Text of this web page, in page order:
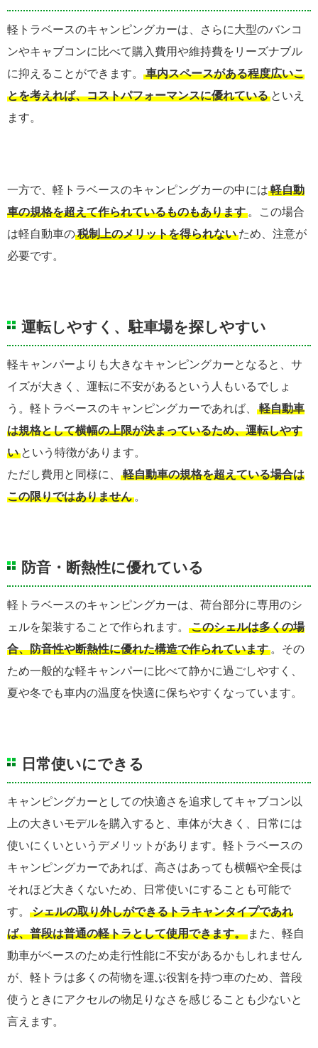
軽トラベースのキャンピングカーは、さらに大型のバンコ
ンやキャブコンに比べて購入費用や維持費をリーズナブル
に抑えることができます。
車内スペースがある程度広いこ
とを考えれば、コストパフォーマンスに優れている といえ
ます。
一方で、軽トラベースのキャンピングカーの中には 軽自動
車の規格を超えて作られているものもあります 。この場合
は軽自動車の税制上のメリットを得られない ため、注意が
必要です。
運転しやすく、駐車場を探しやすい
軽キャンパーよりも大きなキャンピングカーとなると、サ
イズが大きく、運転に不安があるという人もいるでしょ
う。軽トラベースのキャンピングカーであれば、
軽自動車
は規格として横幅の上限が決まっているため、運転しやす
い という特徴があります。
ただし費用と同様に、
軽自動車の規格を超えている場合は
この限りではありません 。
防音・断熱性に優れている
軽トラベースのキャンピングカーは、荷台部分に専用のシ
ェルを架装することで作られます。
このシェルは多くの場
合、防音性や断熱性に優れた構造で作られています 。その
ため一般的な軽キャンパーに比べて静かに過ごしやすく、
夏や冬でも車内の温度を快適に保ちやすくなっています。
日常使いにできる
キャンピングカーとしての快適さを追求してキャブコン以
上の大きいモデルを購入すると、車体が大きく、日常には
使いにくいというデメリットがあります。軽トラベースの
キャンピングカーであれば、高さはあっても横幅や全長は
それほど大きくないため、日常使いにすることも可能で
す。
シェルの取り外しができるトラキャンタイプであれ
ば、普段は普通の軽トラとして使用できます。 また、軽自
動車がベースのため走行性能に不安があるかもしれません
が、軽トラは多くの荷物を運ぶ役割を持つ車のため、普段
使うときにアクセルの物足りなさを感じることも少ないと
言えます。